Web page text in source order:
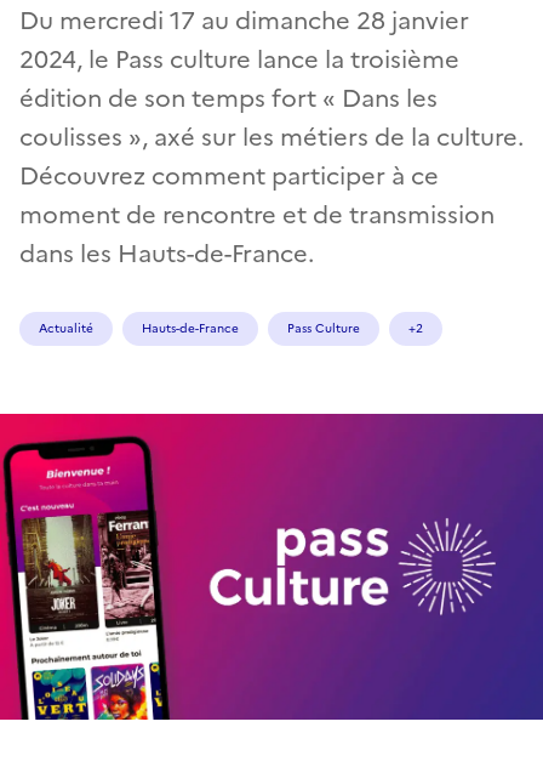
Du mercredi 17 au dimanche 28 janvier
2024, le Pass culture lance la troisième
édition de son temps fort « Dans les
coulisses », axé sur les métiers de la culture.
Découvrez comment participer à ce
moment de rencontre et de transmission
dans les Hauts-de-France.
Actualité Hauts-de-France Pass Culture +2